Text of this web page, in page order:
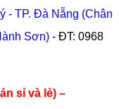
- TP. Đà Nẵng (Chân
Sơn) - ĐT: 0968
sỉ và lẻ) –